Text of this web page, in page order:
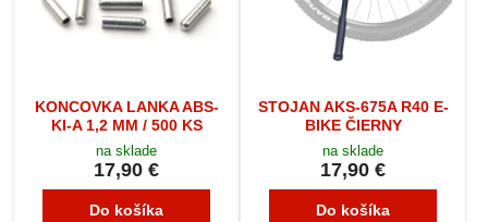
KONCOVKA LANKA ABS-
KI-A 1,2 MM / 500 KS
na sklade
17,90 €
Do košíka
STOJAN AKS-675A R40 E-
BIKE ČIERNY
na sklade
17,90 €
Do košíka